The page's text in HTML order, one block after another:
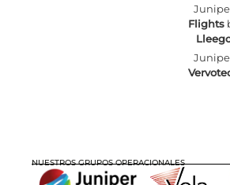
Flights
NUESTROS GRUPOS OPERACIONALES